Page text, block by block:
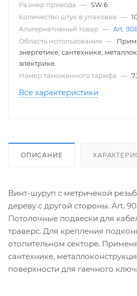
Размер привода — SW 6
Количество штук в упаковке —
Альтернативный товар — Art.
Область использования —
энергетике, сантехнике,
электрике.
Номер таможенного тарифа —
Все характеристики
ОПИСАНИЕ
Винт-шуруп с метричекой
дереву с другой стороны. Art.
Потолочные подвески для
траверс. Для крепления
отопительном секторе.
сантехнике,
поверхности для гаечного